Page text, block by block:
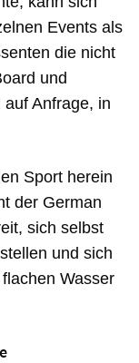
Events als
die nicht
und
Anfrage, in
Sport herein
der German
sich selbst
und sich
Wasser